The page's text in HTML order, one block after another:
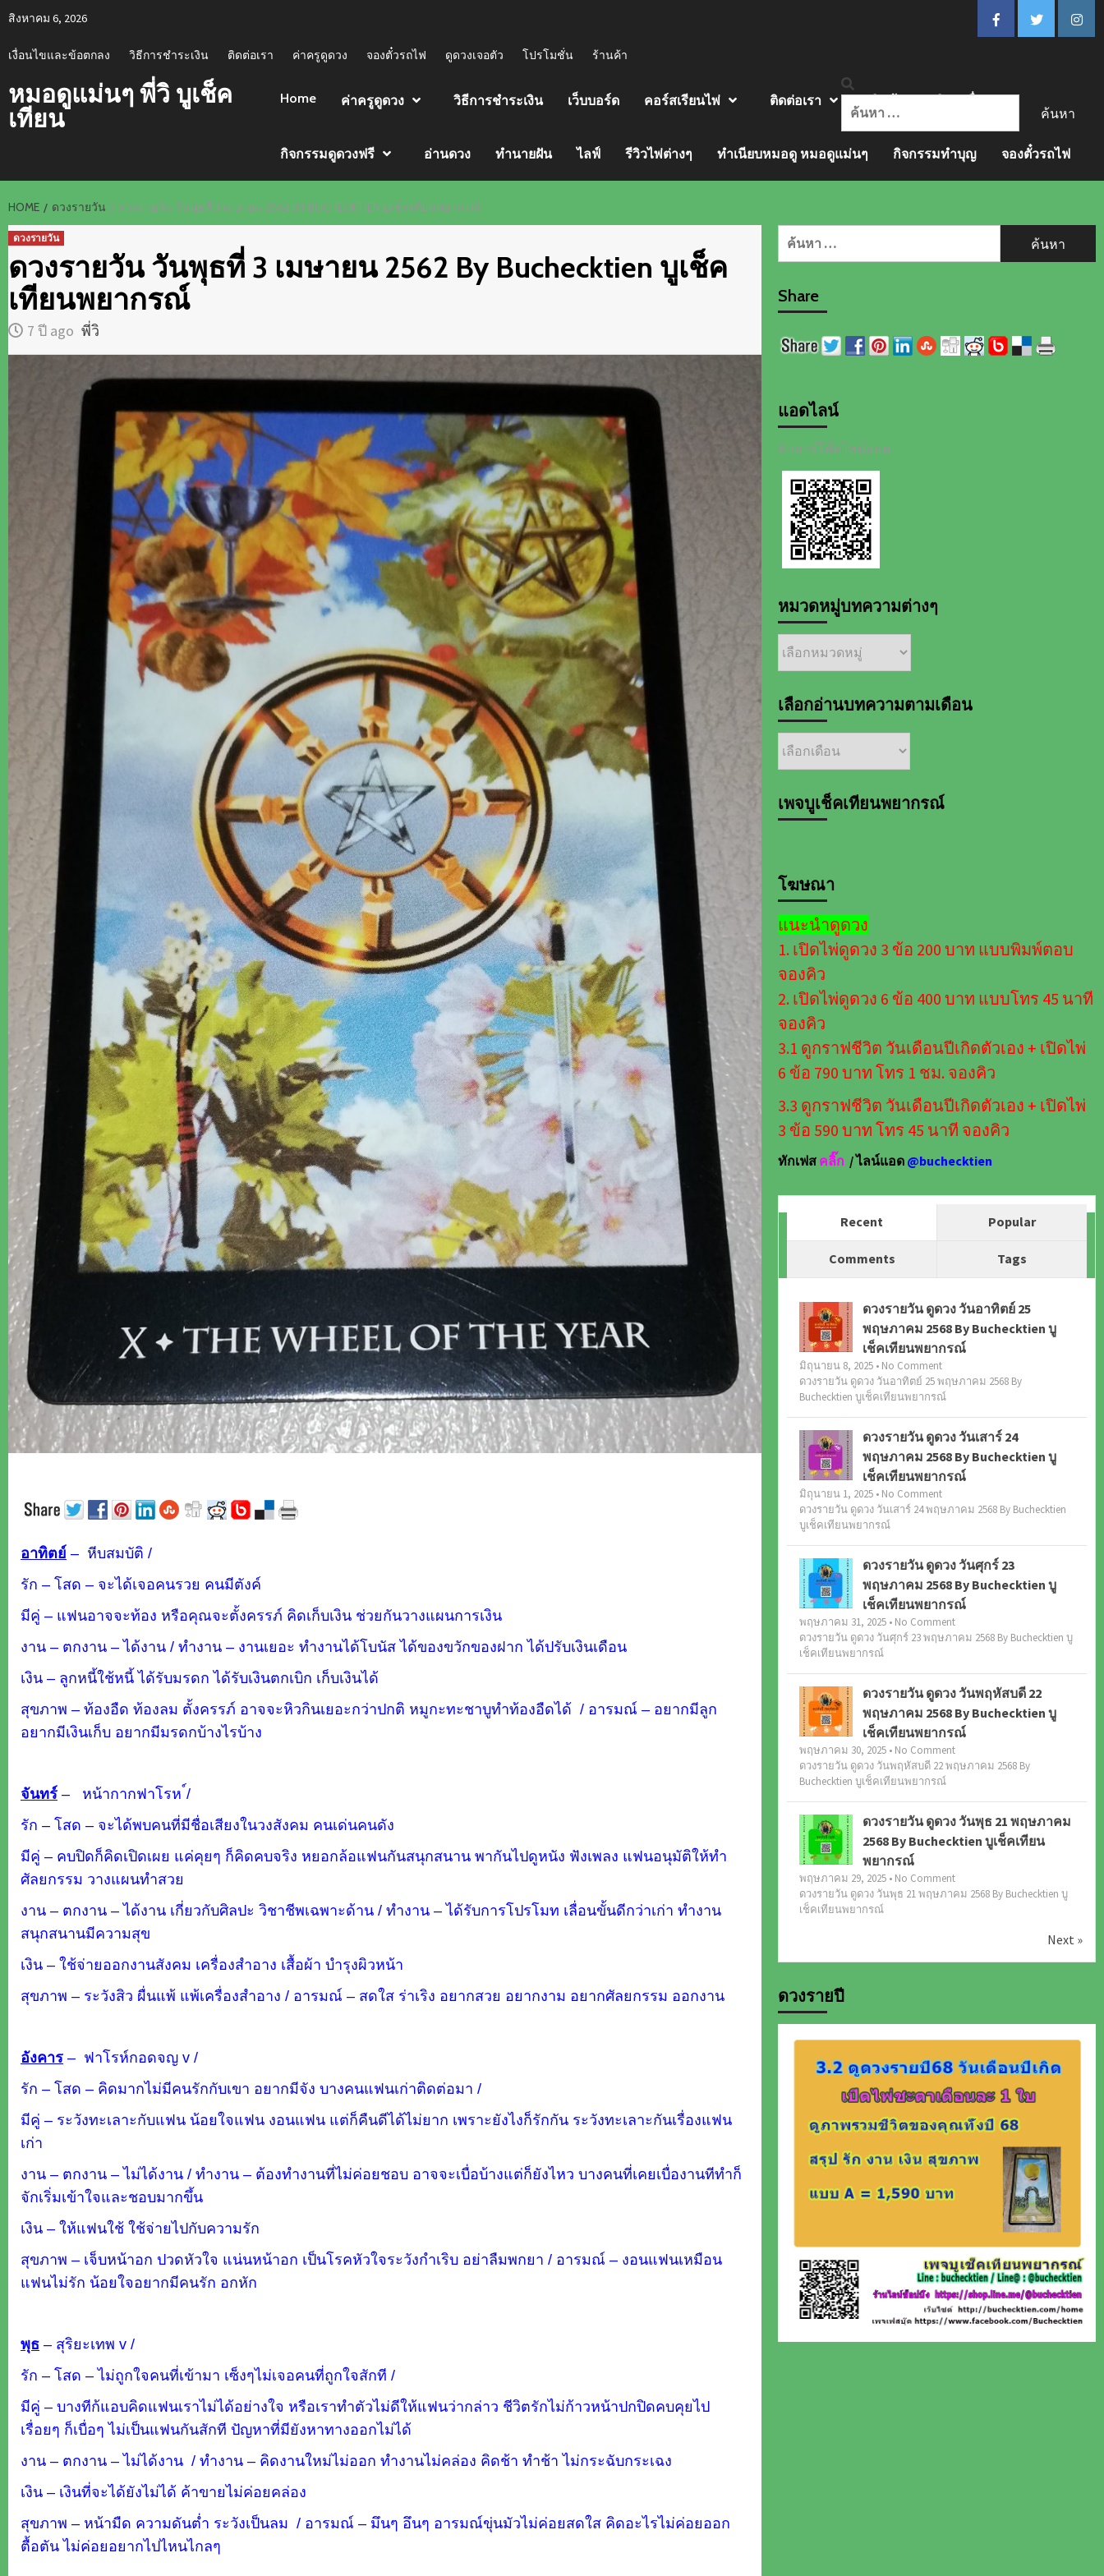
Skip
content
FACEBOOKTwitter
สิงหาคม 6, 2026
เงื่อนไขและข้อตกลง วิธีการชำระเงิน ติดต่อเรา ค่าครูดูดวง จองตั๋วรถไฟ ดูดวงเจอตัว โปรโมชั่น ร้านค้า
หมอดูแม่นๆ พี่วิ บูเช็ค
เทียน
Home ค่าครูดูดวง วิธีการชำระเงิน เว็บบอร์ด คอร์สเรียนไพ่ ติดต่อเรา สินค้าและบริการอื่นๆ
กิจกรรมดูดวงฟรี อ่านดวง ทำนายฝัน ไลฟ์ รีวิวไพ่ต่างๆ ทำเนียบหมอดู หมอดูแม่นๆ กิจกรรมทำบุญ จองตั๋วรถไฟ
ค้นหา
HOME ดวงรายวัน ดวงรายวัน วันพุธที่ 3 เมษายน 2562 BY BUCHECKTIEN บูเช็คเทียนพยากรณ์
ดวงรายวัน
ดวงรายวัน วันพุธที่ 3 เมษายน 2562 By Buchecktien บูเช็ค
เทียนพยากรณ์
7 ปี ago พี่วิ
อาทิตย์ – หีบสมบัติ /
รัก – โสด – จะได้เจอคนรวย คนมีตังค์
มีคู่ – แฟนอาจจะท้อง หรือคุณจะตั้งครรภ์ คิดเก็บเงิน ช่วยกันวางแผนการเงิน
งาน – ตกงาน – ได้งาน / ทำงาน – งานเยอะ ทำงานได้โบนัส ได้ของขวักของฝาก ได้ปรับเงินเดือน
เงิน – ลูกหนี้ใช้หนี้ ได้รับมรดก ได้รับเงินตกเบิก เก็บเงินได้
สุขภาพ – ท้องอืด ท้องลม ตั้งครรภ์ อาจจะหิวกินเยอะกว่าปกติ หมูกะทะชาบูทำท้องอืดได้ / อารมณ์ – อยากมีลูก
อยากมีเงินเก็บ อยากมีมรดกบ้างไรบ้าง
จันทร์ –
หน้ากากฟาโรห ์/
รัก – โสด – จะได้พบคนที่มีชื่อเสียงในวงสังคม คนเด่นคนดัง
มีคู่ – คบปิดก็คิดเปิดเผย แค่คุยๆ ก็คิดคบจริง หยอกล้อแฟนกันสนุกสนาน พากันไปดูหนัง ฟังเพลง แฟนอนุมัติให้ทำ
ศัลยกรรม วางแผนทำสวย
งาน – ตกงาน – ได้งาน เกี่ยวกับศิลปะ วิชาชีพเฉพาะด้าน / ทำงาน – ได้รับการโปรโมท เลื่อนขั้นดีกว่าเก่า ทำงาน
สนุกสนานมีความสุข
เงิน – ใช้จ่ายออกงานสังคม เครื่องสำอาง เสื้อผ้า บำรุงผิวหน้า
สุขภาพ – ระวังสิว ผื่นแพ้ แพ้เครื่องสำอาง / อารมณ์ – สดใส ร่าเริง อยากสวย อยากงาม อยากศัลยกรรม ออกงาน
อังคาร – ฟาโรห์กอดจญ v /
รัก – โสด – คิดมากไม่มีคนรักกับเขา อยากมีจัง บางคนแฟนเก่าติดต่อมา /
มีคู่ – ระวังทะเลาะกับแฟน น้อยใจแฟน งอนแฟน แต่ก็คืนดีได้ไม่ยาก เพราะยังไงก็รักกัน ระวังทะเลาะกันเรื่องแฟน
เก่า
งาน – ตกงาน – ไม่ได้งาน / ทำงาน – ต้องทำงานที่ไม่ค่อยชอบ อาจจะเบื่อบ้างแต่ก็ยังไหว บางคนที่เคยเบื่องานทีทำก็
จักเริ่มเข้าใจและชอบมากขึ้น
เงิน – ให้แฟนใช้ ใช้จ่ายไปกับความรัก
สุขภาพ – เจ็บหน้าอก ปวดหัวใจ แน่นหน้าอก เป็นโรคหัวใจระวังกำเริบ อย่าลืมพกยา / อารมณ์ – งอนแฟนเหมือน
แฟนไม่รัก น้อยใจอยากมีคนรัก อกหัก
พุธ – สุริยะเทพ v /
รัก – โสด – ไม่ถูกใจคนที่เข้ามา เซ็งๆไม่เจอคนที่ถูกใจสักที /
มีคู่ – บางทีก้แอบคิดแฟนเราไม่ได้อย่างใจ หรือเราทำตัวไม่ดีให้แฟนว่ากล่าว ชีวิตรักไม่ก้าวหน้าปกปิดคบคุยไป
เรื่อยๆ ก็เบื่อๆ ไม่เป็นแฟนกันสักที ปัญหาที่มียังหาทางออกไม่ได้
งาน – ตกงาน – ไม่ได้งาน / ทำงาน – คิดงานใหม่ไม่ออก ทำงานไม่คล่อง คิดช้า ทำช้า ไม่กระฉับกระเฉง
เงิน – เงินที่จะได้ยังไม่ได้ ค้าขายไม่ค่อยคล่อง
สุขภาพ – หน้ามืด ความดันต่ำ ระวังเป็นลม / อารมณ์ – มึนๆ อึนๆ อารมณ์ขุ่นมัวไม่ค่อยสดใส คิดอะไรไม่ค่อยออก
ตื้อตัน ไม่ค่อยอยากไปไหนไกลๆ
ค้นหา
Share
แอดไลน์
คิวอาร์โค๊ดไลน์แอด
หมวดหมู่บทความต่างๆ
หมวด
ต่างๆ
เลือกอ่านบทความตามเดือน
เลือก
ตาม
เดือน
เพจบูเช็คเทียนพยากรณ์
โฆษณา
แนะนำดูดวง
1. เปิดไพ่ดูดวง 3 ข้อ 200 บาท แบบพิมพ์ตอบ
จองคิว
2. เปิดไพ่ดูดวง 6 ข้อ 400 บาท แบบโทร 45 นาที
จองคิว
3.1 ดูกราฟชีวิต วันเดือนปีเกิดตัวเอง + เปิดไพ่
6 ข้อ 790 บาท โทร 1 ชม. จองคิว
3.3 ดูกราฟชีวิต วันเดือนปีเกิดตัวเอง + เปิดไพ่
3 ข้อ 590 บาท โทร 45 นาที จองคิว
ทักเฟส คลิ๊ก / ไลน์แอด @buchecktien
Recent Popular
Comments Tags
ดวงรายวัน ดูดวง วันอาทิตย์ 25
พฤษภาคม 2568 By Buchecktien บู
เช็คเทียนพยากรณ์
มิถุนายน 8, 2025 • No Comment
ดวงรายวัน ดูดวง วันอาทิตย์ 25 พฤษภาคม 2568 By
Buchecktien บูเช็คเทียนพยากรณ์
ดวงรายวัน ดูดวง วันเสาร์ 24
พฤษภาคม 2568 By Buchecktien บู
เช็คเทียนพยากรณ์
มิถุนายน 1, 2025 • No Comment
ดวงรายวัน ดูดวง วันเสาร์ 24 พฤษภาคม 2568 By Buchecktien
บูเช็คเทียนพยากรณ์
ดวงรายวัน ดูดวง วันศุกร์ 23
พฤษภาคม 2568 By Buchecktien บู
เช็คเทียนพยากรณ์
พฤษภาคม 31, 2025 • No Comment
ดวงรายวัน ดูดวง วันศุกร์ 23 พฤษภาคม 2568 By Buchecktien บู
เช็คเทียนพยากรณ์
ดวงรายวัน ดูดวง วันพฤหัสบดี 22
พฤษภาคม 2568 By Buchecktien บู
เช็คเทียนพยากรณ์
พฤษภาคม 30, 2025 • No Comment
ดวงรายวัน ดูดวง วันพฤหัสบดี 22 พฤษภาคม 2568 By
Buchecktien บูเช็คเทียนพยากรณ์
ดวงรายวัน ดูดวง วันพุธ 21 พฤษภาคม
2568 By Buchecktien บูเช็คเทียน
พยากรณ์
พฤษภาคม 29, 2025 • No Comment
ดวงรายวัน ดูดวง วันพุธ 21 พฤษภาคม 2568 By Buchecktien บู
เช็คเทียนพยากรณ์
Next »
ดวงรายปี